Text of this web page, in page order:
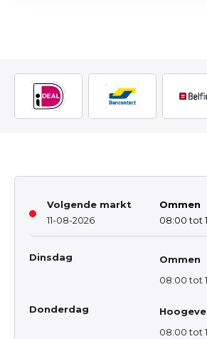
Volgende markt
11-08-2026
Ommen
08:00 tot
Dinsdag
Ommen
08:00 tot
Donderdag
08:00 tot